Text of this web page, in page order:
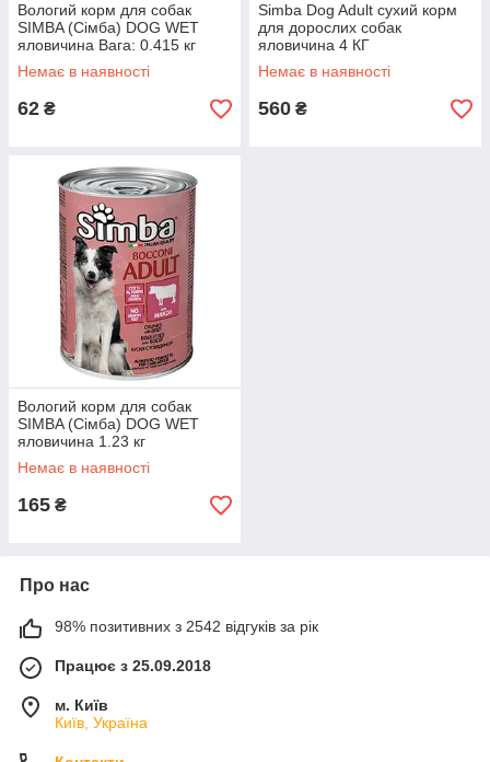
Вологий корм для собак
SIMBA (Сімба) DOG WET
яловичина Вага: 0.415 кг
Немає в наявності
62 ₴
Simba Dog Adult сухий корм
для дорослих собак
яловичина 4 КГ
Немає в наявності
560 ₴
Вологий корм для собак
SIMBA (Сімба) DOG WET
яловичина 1.23 кг
Немає в наявності
165 ₴
Про нас
98% позитивних з 2542 відгуків за рік
Працює з 25.09.2018
м. Київ
Київ, Україна